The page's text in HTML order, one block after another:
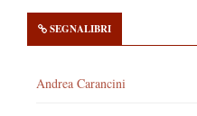
SEGNALIBRI
Andrea Carancini